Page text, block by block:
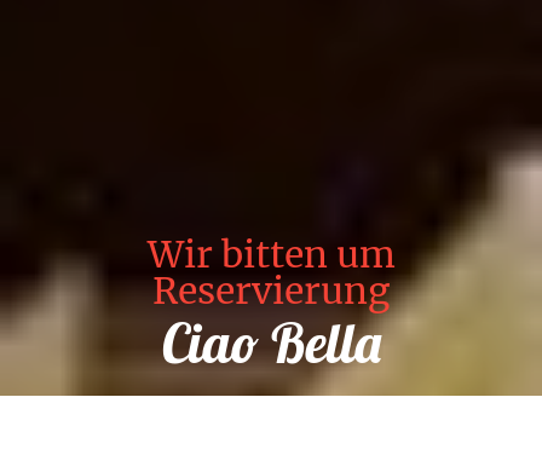
Wir bitten um
Reservierung
Ciao Bella